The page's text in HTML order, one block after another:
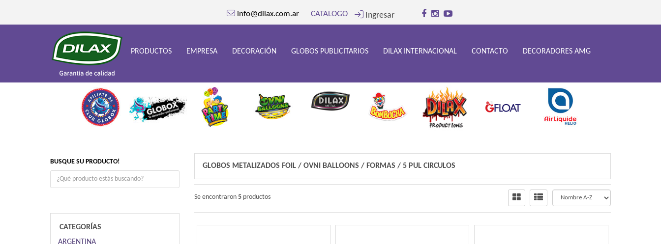
info@dilax.com.ar CATALOGO Ingresar
PRODUCTOS EMPRESA DECORACIÓN GLOBOS PUBLICITARIOS DILAX INTERNACIONAL CONTACTO DECORADORES AMG
BUSQUE SU PRODUCTO!
CATEGORÍAS
ARGENTINA
GLOBOS METALIZADOS FOIL /OVNI BALLOONS / FORMAS /5 PUL CIRCULOS
Se encontraron 5 productos